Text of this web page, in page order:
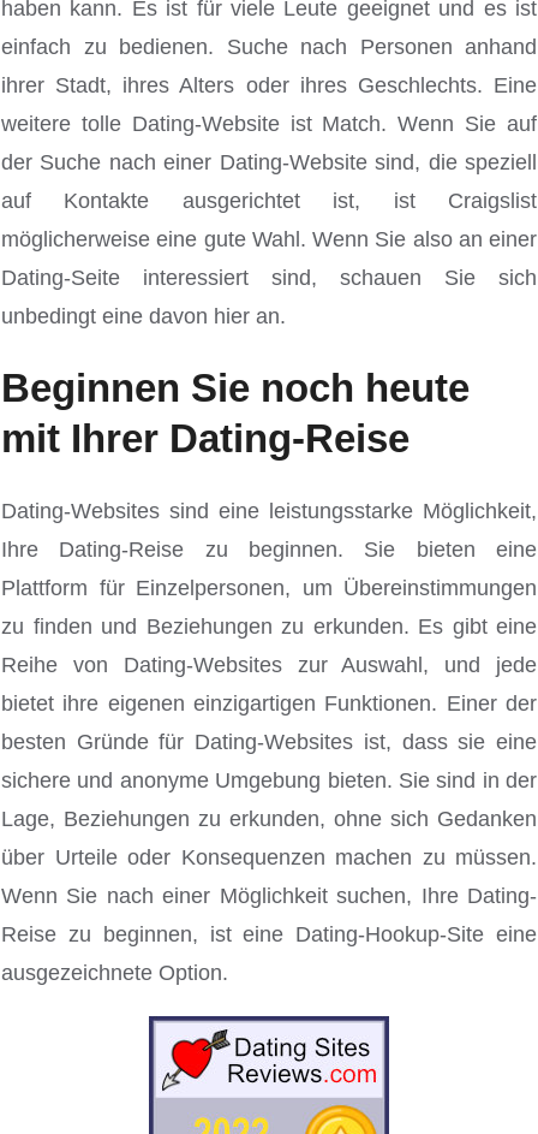
haben kann. Es ist für viele Leute geeignet und es ist
einfach zu bedienen. Suche nach Personen anhand
ihrer Stadt, ihres Alters oder ihres Geschlechts. Eine
weitere tolle Dating-Website ist Match. Wenn Sie auf
der Suche nach einer Dating-Website sind, die speziell
auf Kontakte ausgerichtet ist, ist Craigslist
möglicherweise eine gute Wahl. Wenn Sie also an einer
Dating-Seite interessiert sind, schauen Sie sich
unbedingt eine davon hier an.
Beginnen Sie noch heute
mit Ihrer Dating-Reise
Dating-Websites sind eine leistungsstarke Möglichkeit,
Ihre Dating-Reise zu beginnen. Sie bieten eine
Plattform für Einzelpersonen, um Übereinstimmungen
zu finden und Beziehungen zu erkunden. Es gibt eine
Reihe von Dating-Websites zur Auswahl, und jede
bietet ihre eigenen einzigartigen Funktionen. Einer der
besten Gründe für Dating-Websites ist, dass sie eine
sichere und anonyme Umgebung bieten. Sie sind in der
Lage, Beziehungen zu erkunden, ohne sich Gedanken
über Urteile oder Konsequenzen machen zu müssen.
Wenn Sie nach einer Möglichkeit suchen, Ihre Dating-
Reise zu beginnen, ist eine Dating-Hookup-Site eine
ausgezeichnete Option.